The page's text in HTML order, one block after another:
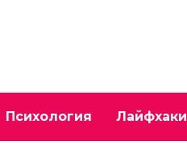
Психология Лайфхаки